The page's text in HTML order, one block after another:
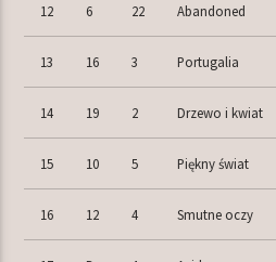
12 6 22 Abandoned
13 16 3 Portugalia
14 19 2 Drzewo i kwiat
15 10 5 Piękny świat
16 12 4 Smutne oczy